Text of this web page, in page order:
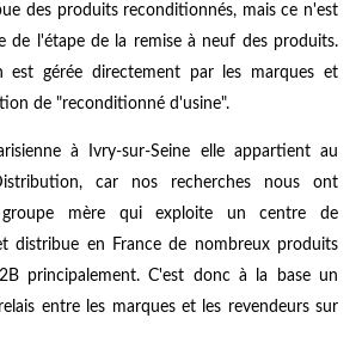
des produits reconditionnés, mais ce n'est
de l'étape de la remise à neuf des produits.
est gérée directement par les marques et
de "reconditionné d'usine".
à Ivry-sur-Seine elle appartient au
car nos recherches nous ont
groupe mère qui exploite un centre de
distribue en France de nombreux produits
principalement. C'est donc à la base un
entre les marques et les revendeurs sur